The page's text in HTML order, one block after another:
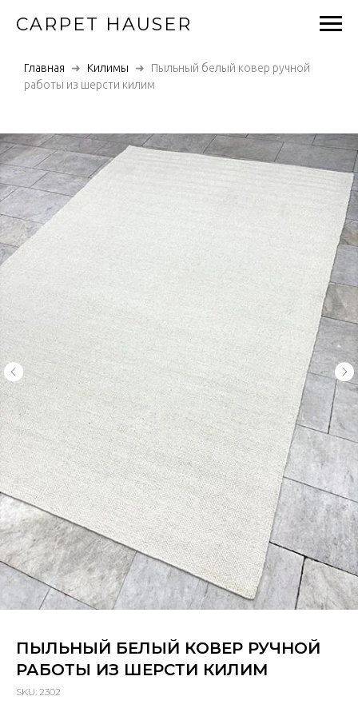
CARPET HAUSER
Главная Килимы
Пыльный белый ковер ручной
работы из шерсти килим
ПЫЛЬНЫЙ БЕЛЫЙ КОВЕР РУЧНОЙ
РАБОТЫ ИЗ ШЕРСТИ КИЛИМ
SKU: 2302